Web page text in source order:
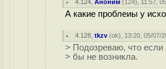
4.124 ,Аноним (124), 11:57,
А какие проблеиы у
4.128 ,tkzv (ok), 13:20, 05/07/
> Подозреваю, что
> бы не возникла.